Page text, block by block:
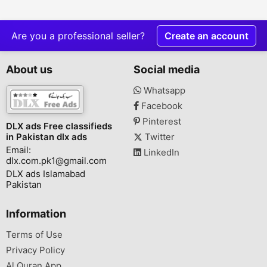
Are you a professional seller? Create an account
About us
DLX ads Free classifieds
in Pakistan dlx ads
Email:
dlx.com.pk1@gmail.com
DLX ads Islamabad
Pakistan
Social media
Whatsapp
Facebook
Pinterest
Twitter
LinkedIn
Information
Terms of Use
Privacy Policy